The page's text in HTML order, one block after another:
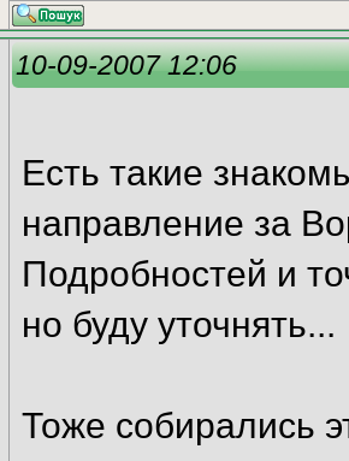
10-09-2007 12:06
Есть такие
направление за
Подробностей и
но буду уточнять...
Тоже собирались